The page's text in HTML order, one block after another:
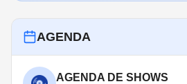
AGENDA
AGENDA DE SHOWS